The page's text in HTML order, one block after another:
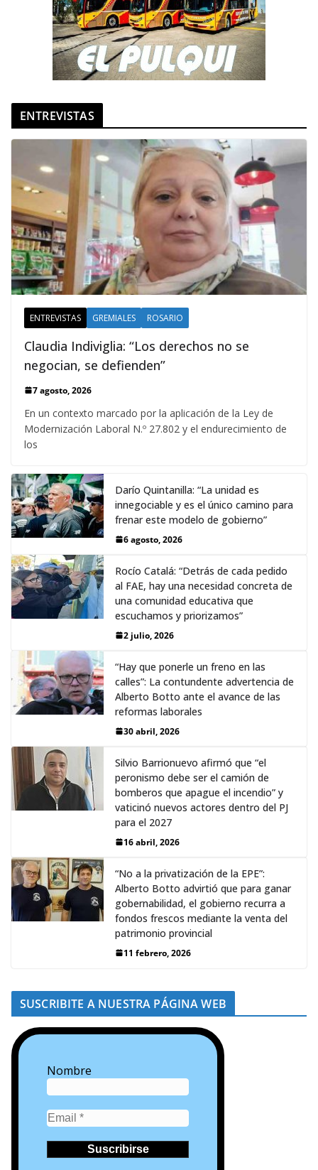
ENTREVISTAS
ENTREVISTAS GREMIALES ROSARIO
Claudia Indiviglia: “Los derechos no se
negocian, se defienden”
7 agosto, 2026
En un contexto marcado por la aplicación de la Ley de
Modernización Laboral N.º 27.802 y el endurecimiento de
los
Darío Quintanilla: “La unidad es
innegociable y es el único camino para
frenar este modelo de gobierno”
6 agosto, 2026
Rocío Catalá: “Detrás de cada pedido
al FAE, hay una necesidad concreta de
una comunidad educativa que
escuchamos y priorizamos”
2 julio, 2026
“Hay que ponerle un freno en las
calles”: La contundente advertencia de
Alberto Botto ante el avance de las
reformas laborales
30 abril, 2026
Silvio Barrionuevo afirmó que “el
peronismo debe ser el camión de
bomberos que apague el incendio” y
vaticinó nuevos actores dentro del PJ
para el 2027
16 abril, 2026
“No a la privatización de la EPE”:
Alberto Botto advirtió que para ganar
gobernabilidad, el gobierno recurra a
fondos frescos mediante la venta del
patrimonio provincial
11 febrero, 2026
SUSCRIBITE A NUESTRA PÁGINA WEB
Nombre